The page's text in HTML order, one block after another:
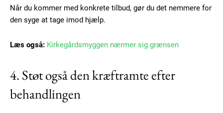
Når du kommer med konkrete tilbud, gør du det nemmere for
den syge at tage imod hjælp.
Læs også: Kirkegårdsmyggen nærmer sig grænsen
4. Støt også den kræftramte efter
behandlingen